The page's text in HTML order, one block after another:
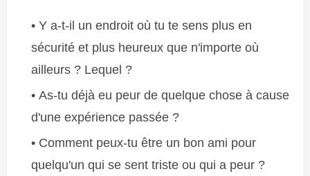
Y a-t-il un endroit où tu te sens plus en
sécurité et plus heureux que n'importe où
ailleurs ? Lequel ?
As-tu déjà eu peur de quelque chose à cause
d'une expérience passée ?
Comment peux-tu être un bon ami pour
quelqu'un qui se sent triste ou qui a peur ?